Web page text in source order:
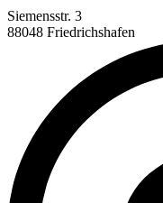
Siemensstr. 3
88048 Friedrichshafen